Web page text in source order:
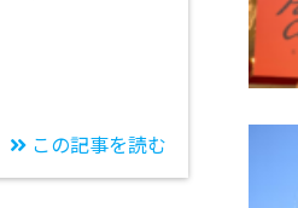
この記事を読む